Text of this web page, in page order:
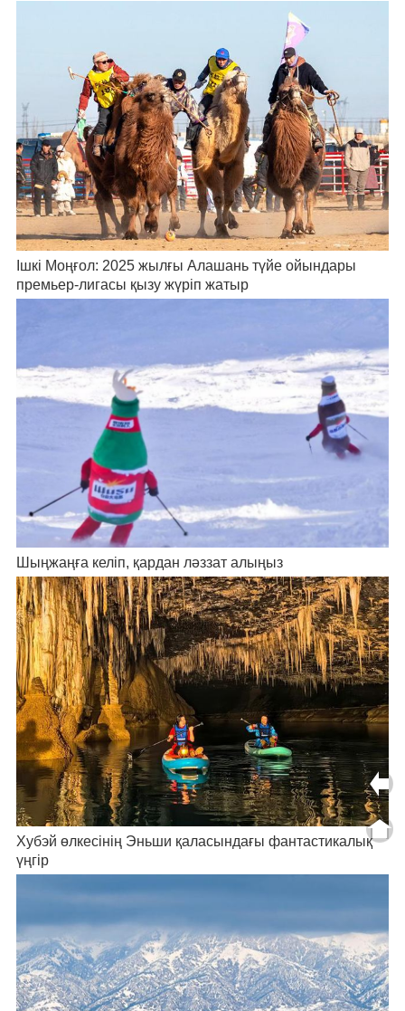
Ішкі Моңғол: 2025 жылғы Алашань түйе ойындары
премьер-лигасы қызу жүріп жатыр
Шыңжаңға келіп, қардан ләззат алыңыз
Хубэй өлкесінің Эньши қаласындағы фантастикалық
үңгір